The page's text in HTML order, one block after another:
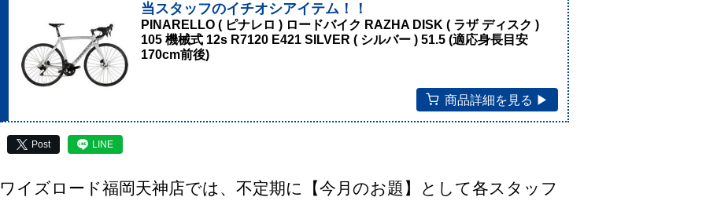
当スタッフのイチオシアイテム！！
PINARELLO ( ピナレロ ) ロードバイク RAZHA DISK ( ラザ ディスク )
105 機械式 12s R7120 E421 SILVER ( シルバー ) 51.5 (適応身長目安
170cm前後)
商品詳細を見る ▶︎
Post LINE
ワイズロード福岡天神店では、不定期に【今月のお題】として各スタッフ